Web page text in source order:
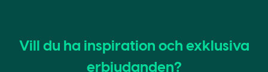
Vill du ha inspiration och exklusiva
erbjudanden?